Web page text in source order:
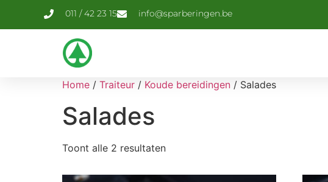
011 / 42 23 15 info@sparberingen.be
Home / Traiteur / Koude bereidingen / Salades
Salades
Toont alle 2 resultaten